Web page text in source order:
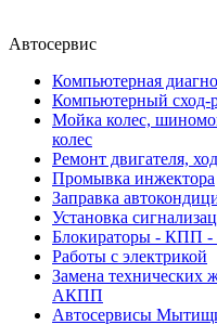
Автосервис
Компьютерная
Компьютерный сход-
Мойка колес,
колес
Ремонт двигателя,
Промывка инжектора
Заправка
Установка
Блокираторы - КПП
Работы с электрикой
Замена технических
АКПП
Автосервисы